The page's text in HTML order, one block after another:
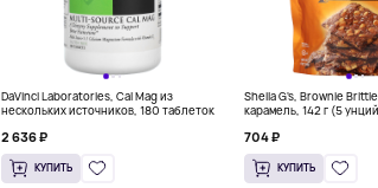
DaVinci Laboratories, Cal Mag из
нескольких источников, 180 таблеток
2 636 ₽
КУПИТЬ
Sheila G's, Brownie
карамель, 142 г (5
704 ₽
КУПИТЬ